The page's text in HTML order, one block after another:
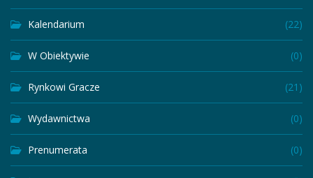
Kalendarium (22)
W Obiektywie (0)
Rynkowi Gracze (21)
Wydawnictwa (0)
Prenumerata (0)